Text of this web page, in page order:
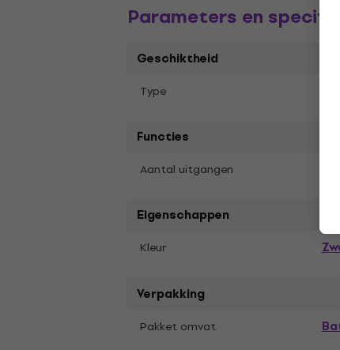
Parameters en
Geschiktheid
Type
Functies
Aantal uitgangen
Eigenschappen
Kleur
Verpakking
Pakket omvat